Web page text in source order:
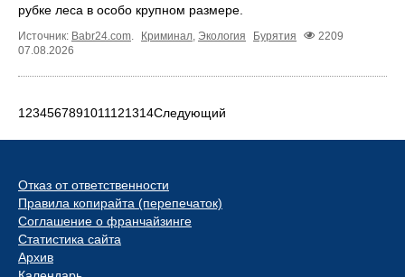
рубке леса в особо крупном размере.
Источник: Babr24.com. Криминал, Экология Бурятия
2209
07.08.2026
1 234567891011121314Следующий
Отказ от ответственности
Правила копирайта (перепечаток)
Соглашение о франчайзинге
Статистика сайта
Архив